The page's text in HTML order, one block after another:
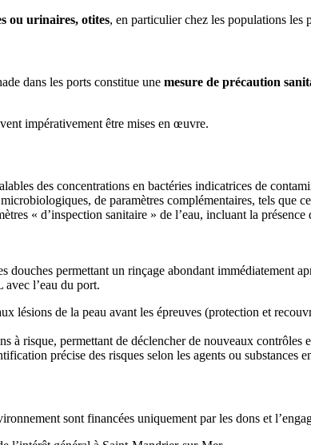
ou urinaires, otites, en particulier chez les populations les
dans les ports constitue une mesure de précaution
impérativement être mises en œuvre.
des concentrations en bactéries indicatrices de
de paramètres complémentaires, tels que
« d’inspection sanitaire » de l’eau, incluant la
douches permettant un rinçage abondant immédiatement
l’eau du port.
lésions de la peau avant les épreuves (protection et
à risque, permettant de déclencher de nouveaux contrôles
précise des risques selon les agents ou substances
sont financées uniquement par les dons et